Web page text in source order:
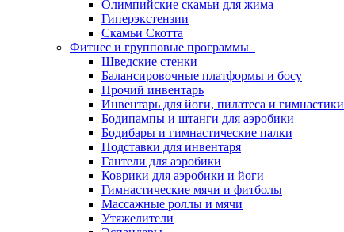
Олимпийские скамьи для жима
Гиперэкстензии
Скамьи Скотта
Фитнес и групповые программы
Шведские стенки
Балансировочные платформы и босу
Прочий инвентарь
Инвентарь для йоги, пилатеса и гимнастики
Бодипампы и штанги для аэробики
Бодибары и гимнастические палки
Подставки для инвентаря
Гантели для аэробики
Коврики для аэробики и йоги
Гимнастические мячи и фитболы
Массажные роллы и мячи
Утяжелители